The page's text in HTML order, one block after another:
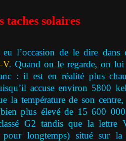
taches solaires
l’occasion de le dire dans
. Quand on le regarde, on lui
: il est en réalité plus
accuse environ 5800
la température de son centre,
bien plus élevé de 15 600
G2 tandis que la lettre
longtemps) situésur la